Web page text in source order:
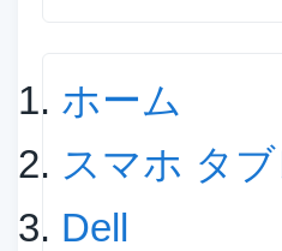
現在位置
ホーム
スマホ タ
Dell